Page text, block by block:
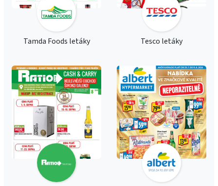
Tamda Foods letáky Tesco letáky